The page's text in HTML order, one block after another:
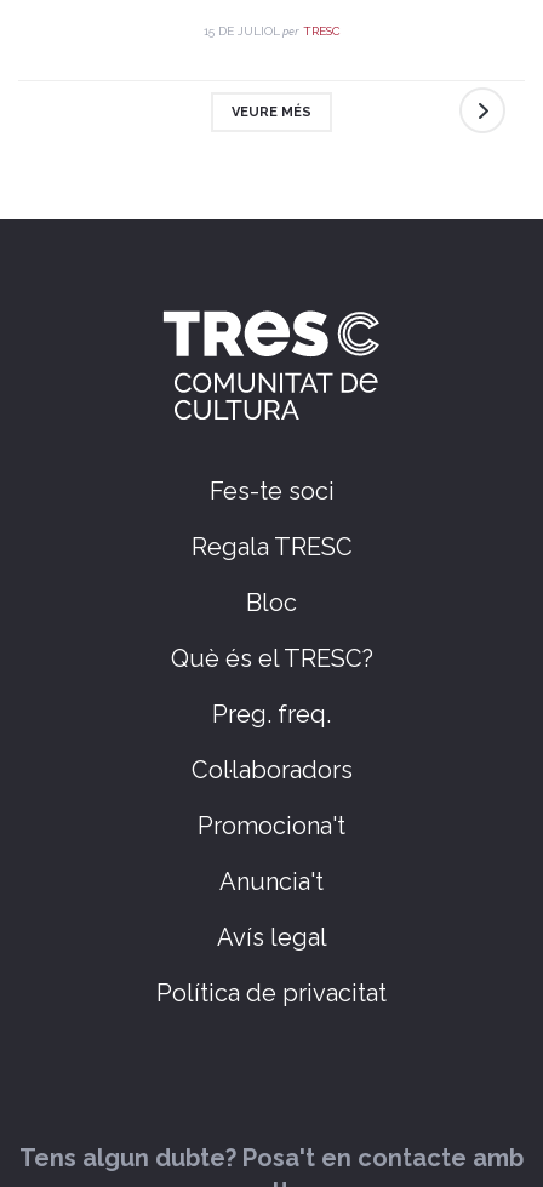
15 DE JULIOL per TRESC
VEURE MÉS
Fes-te soci
Regala TRESC
Bloc
Què és el TRESC?
Preg. freq.
Col·laboradors
Promociona't
Anuncia't
Avís legal
Política de privacitat
Tens algun dubte? Posa't en contacte amb